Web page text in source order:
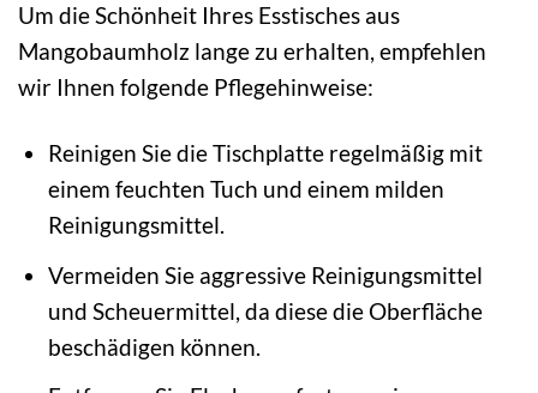
Um die Schönheit Ihres Esstisches aus
Mangobaumholz lange zu erhalten, empfehlen
wir Ihnen folgende Pflegehinweise:
Reinigen Sie die Tischplatte regelmäßig mit
einem feuchten Tuch und einem milden
Reinigungsmittel.
Vermeiden Sie aggressive Reinigungsmittel
und Scheuermittel, da diese die Oberfläche
beschädigen können.